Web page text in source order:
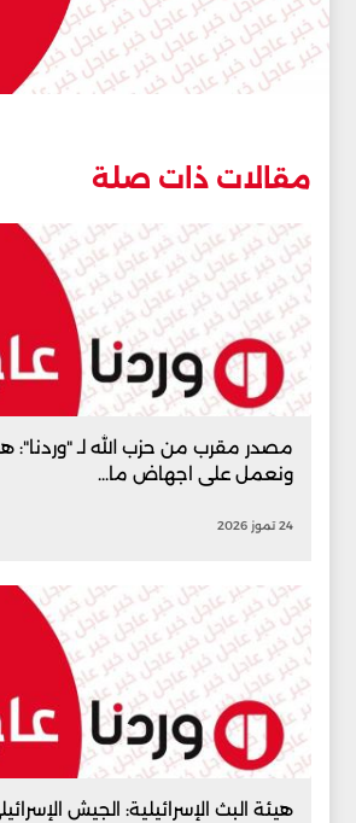
مقالات ذات صلة
مصدر مقرب من حزب الله لـ
ونعمل على اجهاض ما...
24 تموز 2026
هيئة البث الإسرائيلية: الجيش